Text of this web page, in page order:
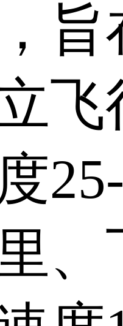
旨
飞
、